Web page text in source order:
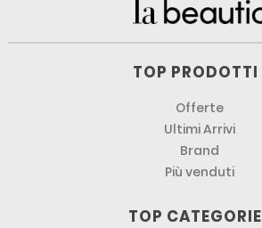
TOP PRODOTTI
Offerte
Ultimi Arrivi
Brand
Più venduti
TOP CATEGORIE